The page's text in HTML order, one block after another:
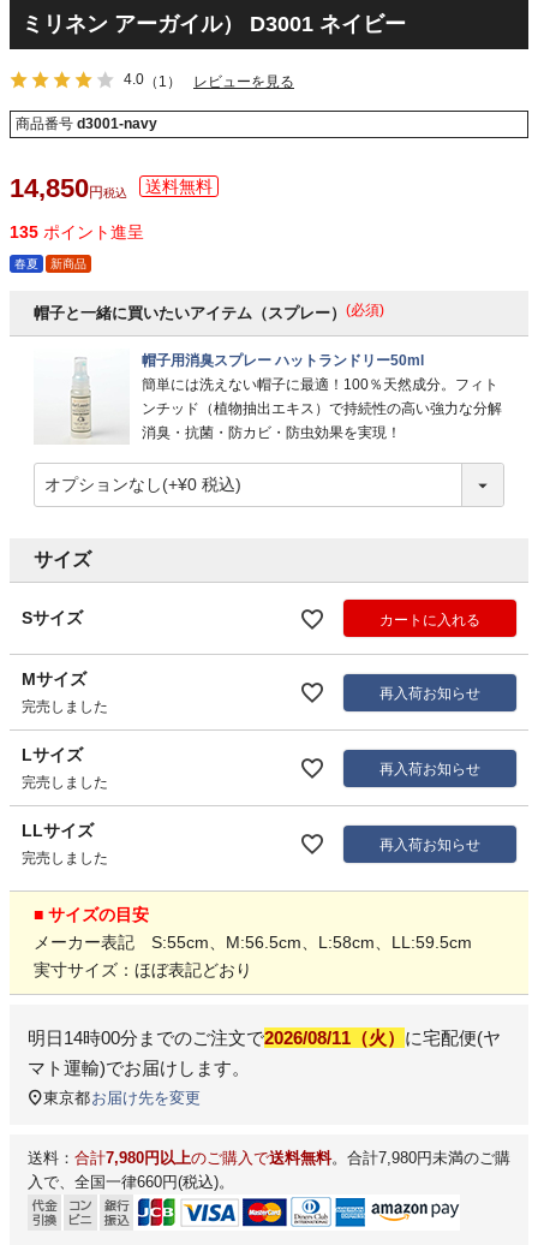
ミリネン アーガイル） D3001 ネイビー
4.0 （1） レビューを見る
商品番号 d3001-navy
14,850 税込
135 ポイント進呈
春夏 新商品
帽子と一緒に買いたいアイテム（スプレー） (必須)
帽子用消臭スプレー ハットランドリー50ml
簡単には洗えない帽子に最適！100％天然成分。フィト
ンチッド（植物抽出エキス）で持続性の高い強力な分解
消臭・抗菌・防カビ・防虫効果を実現！
サイズ
Sサイズ カートに入れる
Mサイズ
完売しました
再入荷お知らせ
Lサイズ
完売しました
再入荷お知らせ
LLサイズ
完売しました
再入荷お知らせ
■ サイズの目安
メーカー表記 S:55cm、M:56.5cm、L:58cm、LL:59.5cm
実寸サイズ：ほぼ表記どおり
明日14時00分 までのご注文で2026/08/11（火） に宅配便(ヤ
マト運輸)でお届けします。
東京都お届け先を変更
送料： 合計7,980円以上のご購入で送料無料。合計7,980円未満のご購
入で、全国一律660円(税込)。